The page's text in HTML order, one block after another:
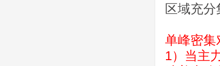
区域充
单峰密集
1）当主